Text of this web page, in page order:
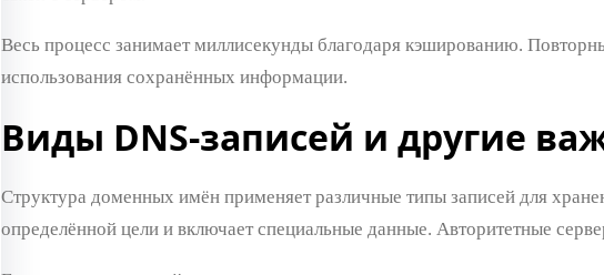
Весь процесс занимает миллисекунды благодаря кэшированию.
использования сохранённых информации.
Виды DNS-записей и другие
Структура доменных имён применяет различные типы записей для
определённой цели и включает специальные данные. Авторитетные